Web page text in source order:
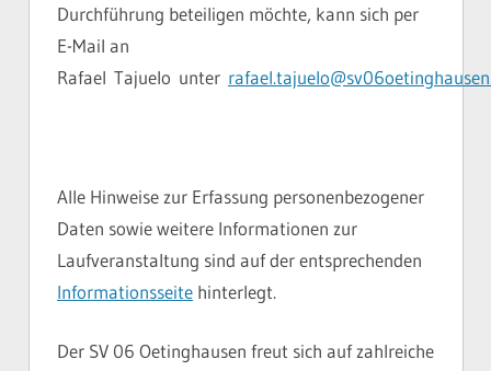
Durchführung beteiligen möchte, kann sich per
E-Mail an
Rafael Tajuelo unter
Alle Hinweise zur Erfassung personenbezogener
Daten sowie weitere Informationen zur
Laufveranstaltung sind auf der entsprechenden
Informationsseite hinterlegt.
Der SV 06 Oetinghausen freut sich auf zahlreiche